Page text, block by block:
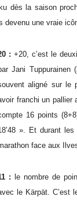
dès la saison
devenu une vraie
: +20, c’est le
Jani
aligné sur le
franchi un pallier
16 points
». Et durant
face aux
: le nombre de
le Kärpät. C’est